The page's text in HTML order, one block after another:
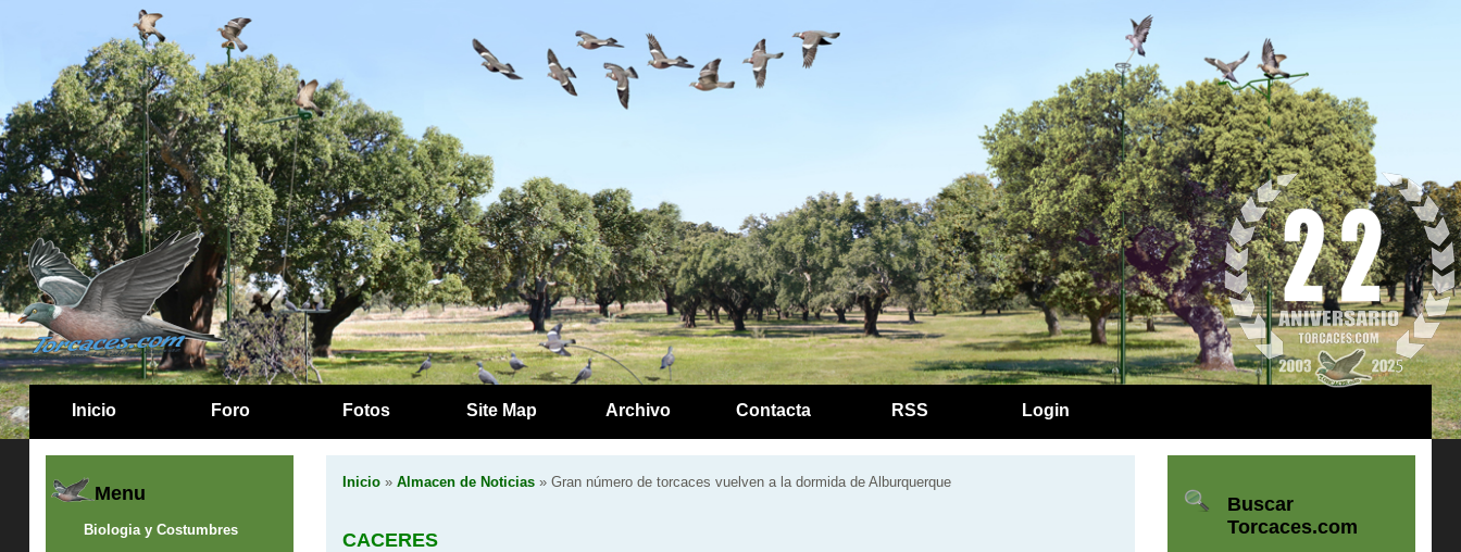
Inicio Foro Fotos Site Map Archivo Contacta RSS Login
Menu
Biologia y Costumbres
Inicio» Almacen de Noticias» Gran número de torcaces vuelven a la dormida de Alburquerque
CACERES
Buscar
Torcaces.com